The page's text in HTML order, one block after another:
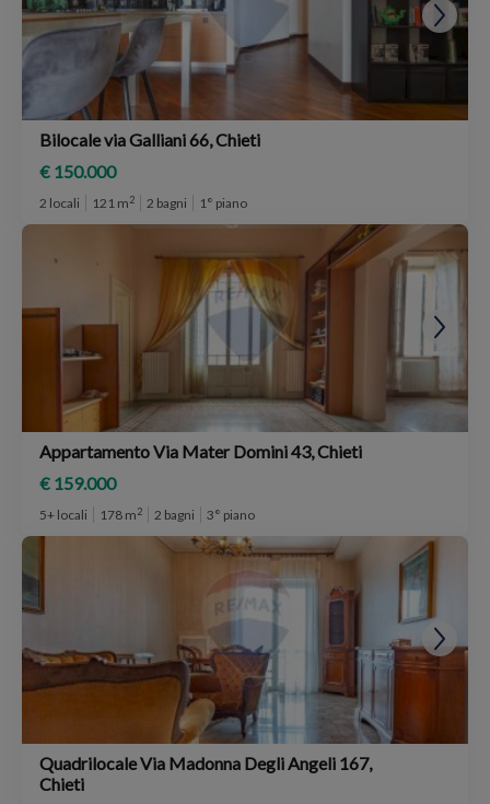
Bilocale via Galliani 66, Chieti
€ 150.000
2 locali 121 m2 2 bagni 1° piano
Appartamento Via Mater Domini 43, Chieti
€ 159.000
5+ locali 178 m2 2 bagni 3° piano
Quadrilocale Via Madonna Degli Angeli 167,
Chieti